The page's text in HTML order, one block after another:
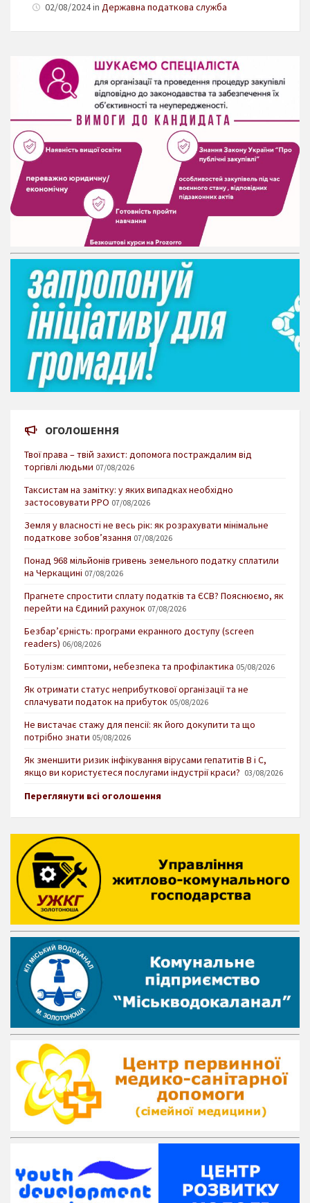
02/08/2024 in Державна податкова служба
ОГОЛОШЕННЯ
Твої права – твій захист: допомога постраждалим від
торгівлі людьми 07/08/2026
Таксистам на замітку: у яких випадках необхідно
застосовувати РРО 07/08/2026
Земля у власності не весь рік: як розрахувати мінімальне
податкове зобов’язання 07/08/2026
Понад 968 мільйонів гривень земельного податку сплатили
на Черкащині 07/08/2026
Прагнете спростити сплату податків та ЄСВ? Пояснюємо, як
перейти на Єдиний рахунок 07/08/2026
Безбар’єрність: програми екранного доступу (screen
readers) 06/08/2026
Ботулізм: симптоми, небезпека та профілактика 05/08/2026
Як отримати статус неприбуткової організації та не
сплачувати податок на прибуток 05/08/2026
Не вистачає стажу для пенсії: як його докупити та що
потрібно знати 05/08/2026
Як зменшити ризик інфікування вірусами гепатитів В і С,
якщо ви користуєтеся послугами індустрії краси? 03/08/2026
Переглянути всі оголошення